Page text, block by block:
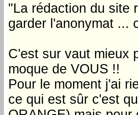
"La rédaction du site
garder l'anonymat ...
C'est sur vaut mieux
moque de VOUS !!
Pour le moment j'ai
ce qui est sûr c'est